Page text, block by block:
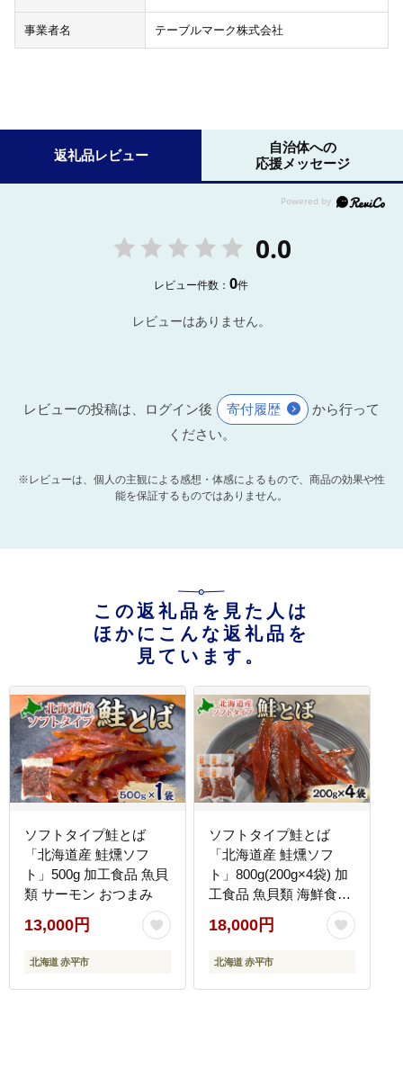
事業者名 テーブルマーク株式会社
返礼品レビュー
自治体への
応援メッセージ
0.0
レビュー件数：0件
レビューはありません。
レビューの投稿は、ログイン後 寄付履歴
から行って
ください。
※レビューは、個人の主観による感想・体感によるもので、商品の効果や性
能を保証するものではありません。
この返礼品を見た人は
ほかにこんな返礼品を
見ています。
ソフトタイプ鮭とば
「北海道産 鮭燻ソフ
ト」500g 加工食品 魚貝
類 サーモン おつまみ
13,000円
北海道 赤平市
ソフトタイプ鮭とば
「北海道産 鮭燻ソフ
ト」800g(200g×4袋) 加
工食品 魚貝類 海鮮食品
とば 鮭 サーモン 晩酌
おつまみ つまみ アテ 酒
の肴 おやつ 乾き物 珍味
18,000円
北海道 赤平市